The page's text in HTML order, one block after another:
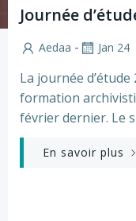
Journée
Aedaa - Jan 24
La journée
formation
février dernier. Le
En savoir plus